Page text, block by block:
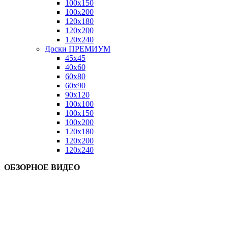
100x150
100x200
120x180
120x200
120x240
Доски ПРЕМИУМ
45x45
40x60
60x80
60x90
90x120
100x100
100x150
100x200
120x180
120x200
120x240
ОБЗОРНОЕ ВИДЕО